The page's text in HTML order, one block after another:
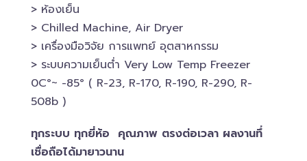
> ห้องเย็น
> Chilled​ Machine, Air Dryer
> เครื่องมือวิจัย การแพทย์​ อุตสาหกรรม
> ระบบความเย็นต่ำ Very Low Temp Freezer
0C°~ -​85° ( R-23, R-170, R-190, R-290, R-
508b )
ทุกระบบ ทุกยี่ห้อ คุณภาพ ตรงต่อเวลา ผลงานทึ่
เชื่อถือได้มายาวนาน